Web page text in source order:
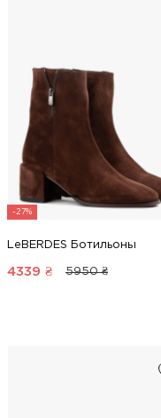
-27%
LeBERDES Ботильоны
4339 ₴ 5950 ₴